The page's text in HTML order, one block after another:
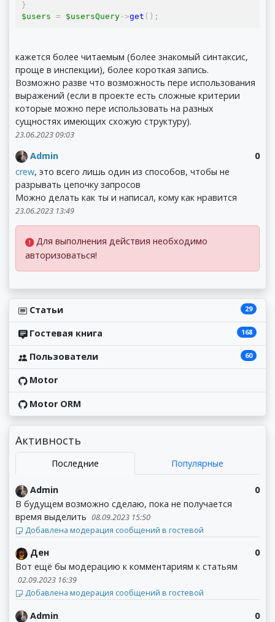
}
$users = $usersQuery->get ();
кажется более читаемым (более знакомый синтаксис,
проще в инспекции), более короткая запись.
Возможно разве что возможность пере использования
выражений (если в проекте есть сложные критерии
которые можно пере использовать на разных
сущностях имеющих схожую структуру).
23.06.2023 09:03
0
Admin
crew, это всего лишь один из способов, чтобы не
разрывать цепочку запросов
Можно делать как ты и написал, кому как нравится
23.06.2023 13:49
Для выполнения действия необходимо
авторизоваться!
Статьи 29
Гостевая книга 168
Пользователи 60
Motor
Motor ORM
Активность
Последние Популярные
0
Admin
В будущем возможно сделаю, пока не получается
время выделить 08.09.2023 15:50
Добавлена модерация сообщений в гостевой
0
Ден
Вот ещё бы модерацию к комментариям к статьям
02.09.2023 16:39
Добавлена модерация сообщений в гостевой
0
Admin